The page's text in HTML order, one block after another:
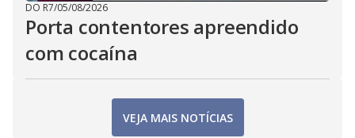
DO R7/05/08/2026
Porta contentores apreendido
com cocaína
VEJA MAIS NOTÍCIAS